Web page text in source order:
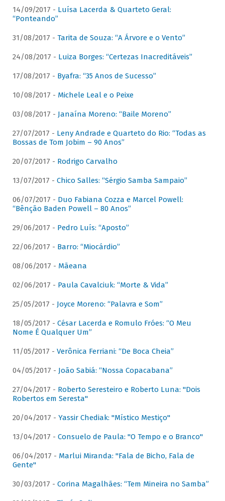
14/09/2017 - Luísa Lacerda & Quarteto Geral:
“Ponteando”
31/08/2017 - Tarita de Souza: “A Árvore e o Vento”
24/08/2017 - Luiza Borges: “Certezas Inacreditáveis”
17/08/2017 - Byafra: “35 Anos de Sucesso”
10/08/2017 - Michele Leal e o Peixe
03/08/2017 - Janaína Moreno: “Baile Moreno”
27/07/2017 - Leny Andrade e Quarteto do Rio: “Todas as
Bossas de Tom Jobim – 90 Anos”
20/07/2017 - Rodrigo Carvalho
13/07/2017 - Chico Salles: “Sérgio Samba Sampaio”
06/07/2017 - Duo Fabiana Cozza e Marcel Powell:
“Bênção Baden Powell – 80 Anos”
29/06/2017 - Pedro Luís: “Aposto”
22/06/2017 - Barro: “Miocárdio”
08/06/2017 - Mãeana
02/06/2017 - Paula Cavalciuk: “Morte & Vida”
25/05/2017 - Joyce Moreno: “Palavra e Som”
18/05/2017 - César Lacerda e Romulo Fróes: “O Meu
Nome É Qualquer Um”
11/05/2017 - Verônica Ferriani: “De Boca Cheia”
04/05/2017 - João Sabiá: “Nossa Copacabana”
27/04/2017 - Roberto Seresteiro e Roberto Luna: "Dois
Robertos em Seresta"
20/04/2017 - Yassir Chediak: "Místico Mestiço"
13/04/2017 - Consuelo de Paula: "O Tempo e o Branco"
06/04/2017 - Marlui Miranda: "Fala de Bicho, Fala de
Gente"
30/03/2017 - Corina Magalhães: “Tem Mineira no Samba”